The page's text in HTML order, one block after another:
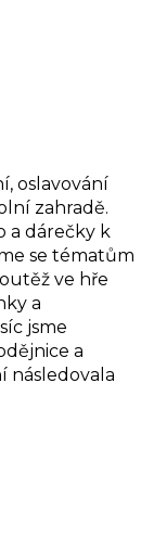
oslavování
zahradě.
a dárečky k
se tématům
ve hře
a
jsme
a
následovala